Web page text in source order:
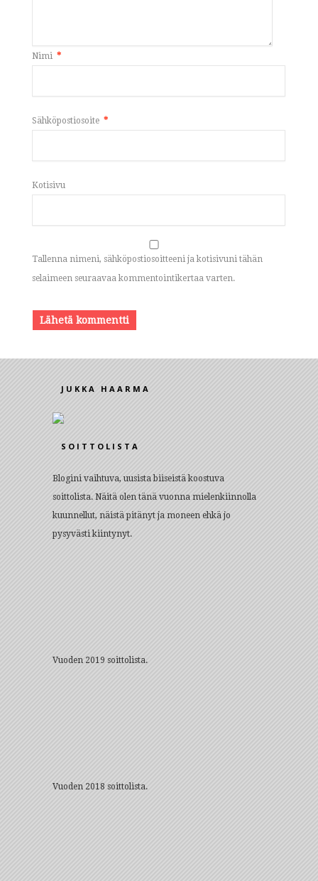
Nimi *
Sähköpostiosoite *
Kotisivu
Tallenna nimeni, sähköpostiosoitteeni ja kotisivuni tähän
selaimeen seuraavaa kommentointikertaa varten.
JUKKA HAARMA
SOITTOLISTA
Blogini vaihtuva, uusista biiseistä koostuva
soittolista. Näitä olen tänä vuonna mielenkiinnolla
kuunnellut, näistä pitänyt ja moneen ehkä jo
pysyvästi kiintynyt.
Vuoden 2019 soittolista.
Vuoden 2018 soittolista.